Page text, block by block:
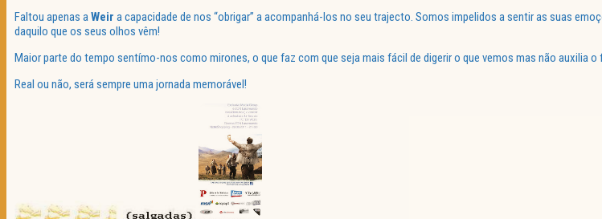
Faltou apenas aWeir a capacidade de nos “obrigar” a acompanhá-los no seu trajecto. Somos impelidos a sentir as suas
daquilo que os seus olhos vêm!
Maior parte do tempo sentímo-nos como mirones, o que faz com que seja mais fácil de digerir o que vemos mas não auxilia o
Real ou não, será sempre uma jornada memorável!